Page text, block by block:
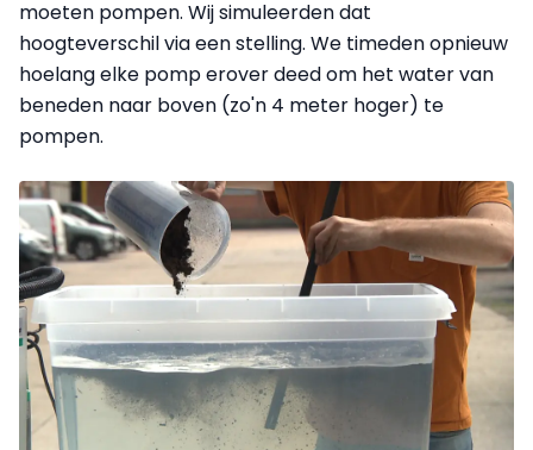
moeten pompen. Wij simuleerden dat
hoogteverschil via een stelling. We timeden opnieuw
hoelang elke pomp erover deed om het water van
beneden naar boven (zo'n 4 meter hoger) te
pompen.